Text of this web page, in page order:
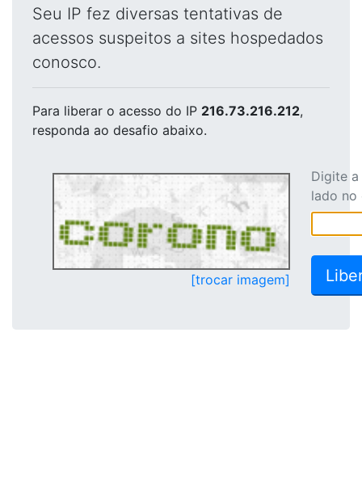
Seu IP fez diversas tentativas de
acessos suspeitos a sites hospedados
conosco.
Para liberar o acesso do IP 216.73.216.212,
responda ao desafio abaixo.
[trocar imagem]
Digite
lado no